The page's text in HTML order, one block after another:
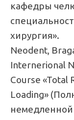
кафедры
хирургия».
Neodent,
Internerional
Course «Total
Loading»
немедленной